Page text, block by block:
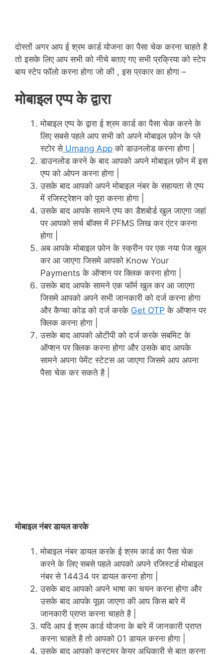
दोस्तों अगर आप ई श्रम कार्ड योजना का पैसा चेक करना चाहते है
तो इसके लिए आप सभी को नीचे बताए गए सभी प्रक्रिया को स्टेप
बाय स्टेप फॉलो करना होगा जो की , इस प्रकार का होगा –
मोबाइल एप्प के द्वारा
मोबाइल एप्प के द्वारा ई श्रम कार्ड का पैसा चेक करने के
लिए सबसे पहले आप सभी को अपने मोबाइल फ़ोन के प्ले
स्टोर सेUmang App को डाउनलोड करना होगा |
डाउनलोड करने के बाद आपको अपने मोबाइल फ़ोन में इस
एप्प को ओपन करना होगा |
उसके बाद आपको अपने मोबाइल नंबर के सहायता से एप्प
में रजिस्ट्रेशन को पूरा करना होगा |
उसके बाद आपके सामने एप्प का डैशबोर्ड खुल जाएगा जहां
पर आपको सर्च बॉक्स में PFMS लिख कर एंटर करना
होगा |
अब आपके मोबाइल फ़ोन के स्क्रीन पर एक नया पेज खुल
कर आ जाएगा जिसमे आपको Know Your
Payments के ऑप्शन पर क्लिक करना होगा |
उसके बाद आपके सामने एक फॉर्म खुल कर आ जाएगा
जिसमे आपको अपने सभी जानकारी को दर्ज करना होगा
और कैप्चा कोड को दर्ज करके Get OTP के ऑप्शन पर
क्लिक करना होगा |
उसके बाद आपको ओटीपी को दर्ज करके सबमिट के
ऑप्शन पर क्लिक करना होगा और उसके बाद आपके
सामने अपना पेमेंट स्टेटस आ जाएगा जिसमे आप अपना
पैसा चेक कर सकते है |
मोबाइल नंबर डायल करके
मोबाइल नंबर डायल करके ई श्रम कार्ड का पैसा चेक
करने के लिए सबसे पहले आपको अपने रजिस्टर्ड मोबाइल
नंबर से 14434 पर डायल करना होगा |
उसके बाद आपको अपने भाषा का चयन करना होगा और
उसके बाद आपके पूछा जाएगा की आप किस बारे में
जानकारी प्राप्त करना चाहते है |
यदि आप ई श्रम कार्ड योजना के बारे में जानकारी प्राप्त
करना चाहते है तो आपको 01 डायल करना होगा |
उसके बाद आपको कस्टमर केयर अधिकारी से बात करना